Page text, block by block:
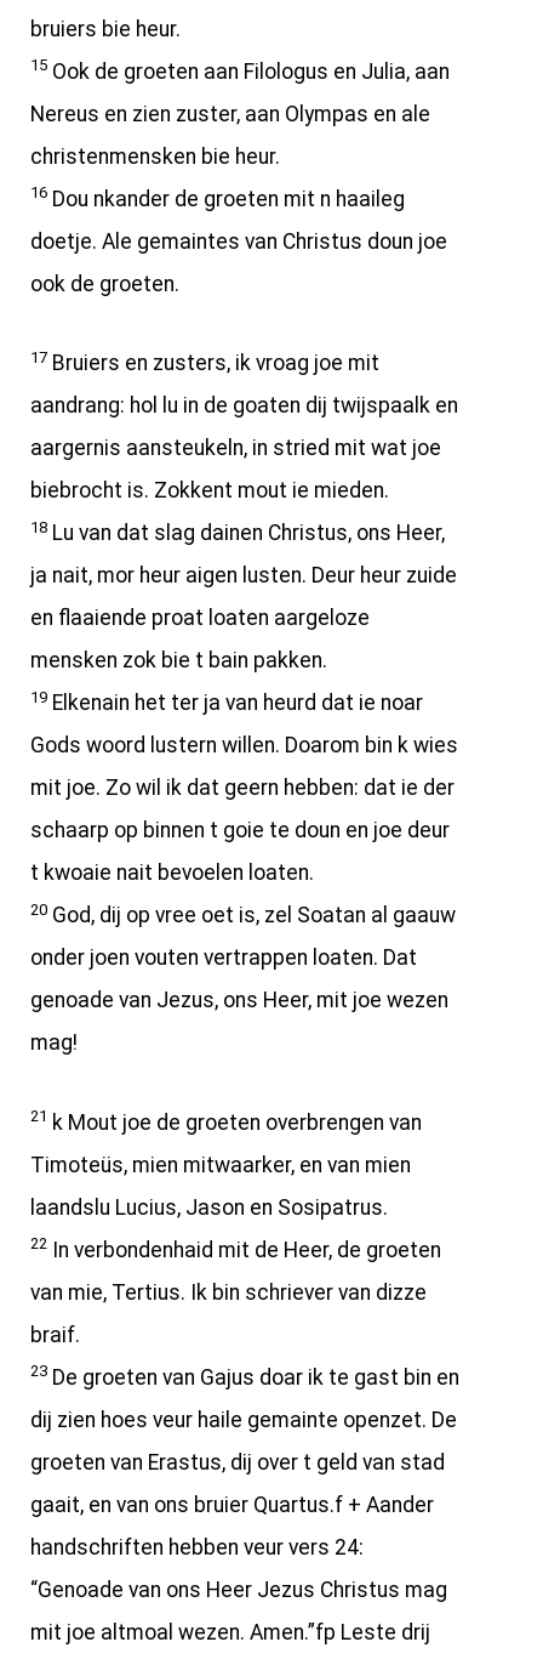
bruiers bie heur.
15 Ook de groeten aan Filologus en Julia, aan
Nereus en zien zuster, aan Olympas en ale
christenmensken bie heur.
16 Dou nkander de groeten mit n haaileg
doetje. Ale gemaintes van Christus doun joe
ook de groeten.
17 Bruiers en zusters, ik vroag joe mit
aandrang: hol lu in de goaten dij twijspaalk en
aargernis aansteukeln, in stried mit wat joe
biebrocht is. Zokkent mout ie mieden.
18 Lu van dat slag dainen Christus, ons Heer,
ja nait, mor heur aigen lusten. Deur heur zuide
en flaaiende proat loaten aargeloze
mensken zok bie t bain pakken.
19 Elkenain het ter ja van heurd dat ie noar
Gods woord lustern willen. Doarom bin k wies
mit joe. Zo wil ik dat geern hebben: dat ie der
schaarp op binnen t goie te doun en joe deur
t kwoaie nait bevoelen loaten.
20 God, dij op vree oet is, zel Soatan al gaauw
onder joen vouten vertrappen loaten. Dat
genoade van Jezus, ons Heer, mit joe wezen
mag!
21 k Mout joe de groeten overbrengen van
Timoteüs, mien mitwaarker, en van mien
laandslu Lucius, Jason en Sosipatrus.
22 In verbondenhaid mit de Heer, de groeten
van mie, Tertius. Ik bin schriever van dizze
braif.
23 De groeten van Gajus doar ik te gast bin en
dij zien hoes veur haile gemainte openzet. De
groeten van Erastus, dij over t geld van stad
gaait, en van ons bruier Quartus.f + Aander
handschriften hebben veur vers 24:
“Genoade van ons Heer Jezus Christus mag
mit joe altmoal wezen. Amen.”fp Leste drij